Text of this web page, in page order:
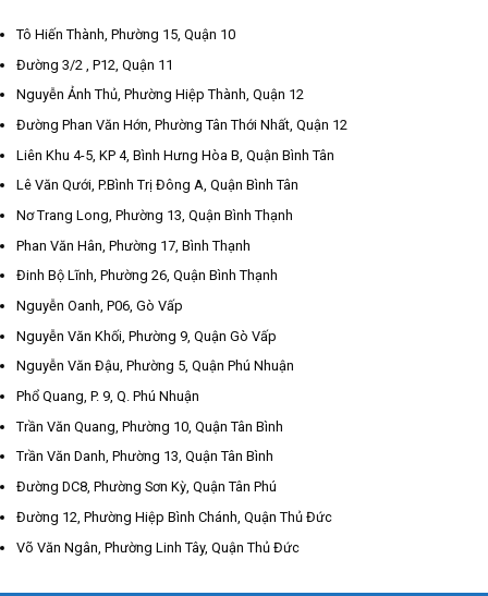
Tô Hiến Thành, Phường 15, Quận 10
Đường 3/2 , P12, Quận 11
Nguyễn Ảnh Thủ, Phường Hiệp Thành, Quận 12
Đường Phan Văn Hớn, Phường Tân Thới Nhất, Quận 12
Liên Khu 4-5, KP 4, Bình Hưng Hòa B, Quận Bình Tân
Lê Văn Qưới, P.Bình Trị Đông A, Quận Bình Tân
Nơ Trang Long, Phường 13, Quận Bình Thạnh
Phan Văn Hân, Phường 17, Bình Thạnh
Đinh Bộ Lĩnh, Phường 26, Quận Bình Thạnh
Nguyễn Oanh, P06, Gò Vấp
Nguyễn Văn Khối, Phường 9, Quận Gò Vấp
Nguyễn Văn Đậu, Phường 5, Quận Phú Nhuận
Phổ Quang, P. 9, Q. Phú Nhuận
Trần Văn Quang, Phường 10, Quận Tân Bình
Trần Văn Danh, Phường 13, Quận Tân Bình
Đường DC8, Phường Sơn Kỳ, Quận Tân Phú
Đường 12, Phường Hiệp Bình Chánh, Quận Thủ Đức
Võ Văn Ngân, Phường Linh Tây, Quận Thủ Đức